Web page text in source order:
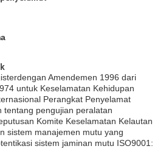
dengan Amendemen 1996 dari
untuk Keselamatan Kehidupan
Perangkat Penyelamat
tentang pengujian peralatan
Komite Keselamatan Kelautan
sistem manajemen mutu yang
sistem jaminan mutu ISO9001: